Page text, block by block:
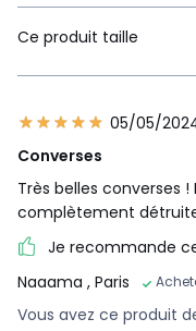
Ce produit taille
05/05/
Converses
Très belles converses
complètement
Je recommande
Naaama , Paris
Vous avez ce produit